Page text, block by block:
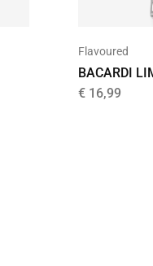
Flavoured
BACARDI
€ 16,99